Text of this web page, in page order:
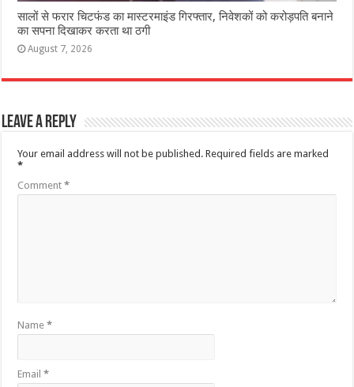
सालों से फरार चिटफंड का मास्टरमाइंड गिरफ्तार, निवेशकों को करोड़पति बनाने
का सपना दिखाकर करता था ठगी
August 7, 2026
Leave a Reply
Your email address will not be published. Required fields are marked
*
Comment*
Name*
Email*